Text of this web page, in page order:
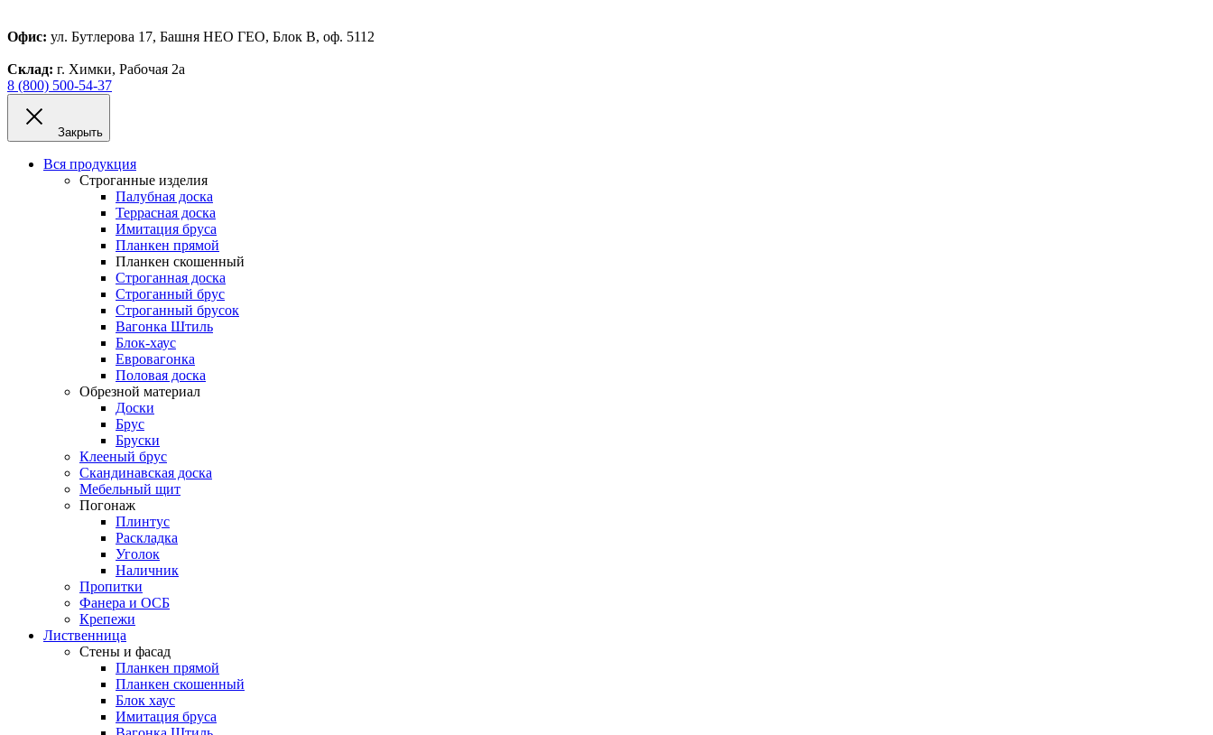
Офис: ул. Бутлерова 17, Башня НЕО ГЕО, Блок В, оф. 5112
Склад: г. Химки, Рабочая 2а
8 (800) 500-54-37
Закрыть
Вся продукция
Строганные изделия
Палубная доска
Террасная доска
Имитация бруса
Планкен прямой
Планкен скошенный
Строганная доска
Строганный брус
Строганный брусок
Вагонка Штиль
Блок-хаус
Евровагонка
Половая доска
Обрезной материал
Доски
Брус
Бруски
Клееный брус
Скандинавская доска
Мебельный щит
Погонаж
Плинтус
Раскладка
Уголок
Наличник
Пропитки
Фанера и ОСБ
Крепежи
Лиственница
Стены и фасад
Планкен прямой
Планкен скошенный
Блок хаус
Имитация бруса